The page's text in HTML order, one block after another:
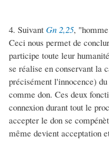
4. Suivant Gn 2,25,
Ceci nous permet de
participe toute leur
se réalise en conservant la
précisément l'innocence)
comme don. Ces deux
connexion durant tout le
accepter le don se
même devient acceptation